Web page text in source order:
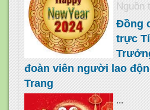
Nguồn
Đồng
trực
đoàn viên người lao
Trang
...